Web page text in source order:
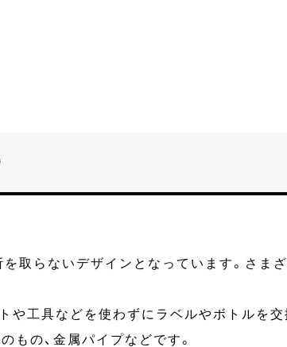
取らないデザインとなっています。さま
や工具などを使わずにラベルやボトルを
もの、金属パイプなどです。